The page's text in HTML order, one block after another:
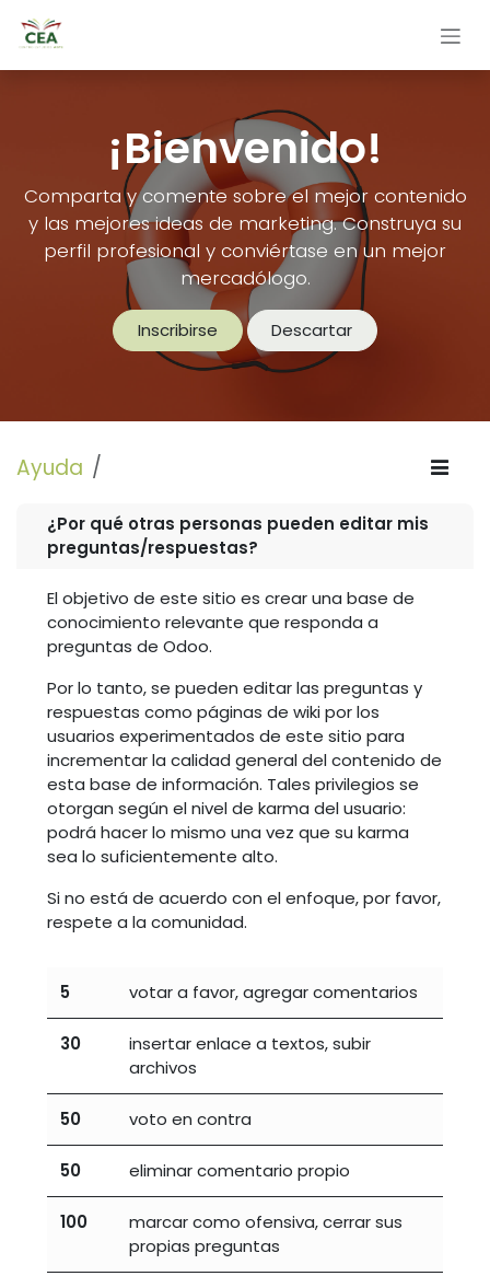
¡Bienvenido!
Comparta y comente sobre el mejor contenido
y las mejores ideas de marketing. Construya su
perfil profesional y conviértase en un mejor
mercadólogo.
Inscribirse Descartar
Ayuda
¿Por qué otras personas pueden editar mis
preguntas/respuestas?
El objetivo de este sitio es crear una base de
conocimiento relevante que responda a
preguntas de Odoo.
Por lo tanto, se pueden editar las preguntas y
respuestas como páginas de wiki por los
usuarios experimentados de este sitio para
incrementar la calidad general del contenido de
esta base de información. Tales privilegios se
otorgan según el nivel de karma del usuario:
podrá hacer lo mismo una vez que su karma
sea lo suficientemente alto.
Si no está de acuerdo con el enfoque, por favor,
respete a la comunidad.
5 votar a favor, agregar comentarios
30
insertar enlace a textos, subir
archivos
50 voto en contra
50 eliminar comentario propio
100
marcar como ofensiva, cerrar sus
propias preguntas